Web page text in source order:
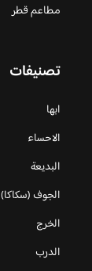
مطاعم قطر
تصنيفات
ابها
الاحساء
البديعة
الجوف (سكاكا)
الخرج
الدرب